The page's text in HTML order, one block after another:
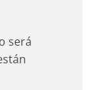
será